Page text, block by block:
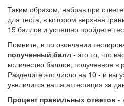
Таким образом, набрав при
для теста, в котором верхняя
15 баллов и успешно пройдете
Помните, в по окончании
полученный балл - это то, что
количество баллов, полученное в
Разделите это число на 10 - и вы
увеличится ваша аттестация за
Процент правильных ответов -